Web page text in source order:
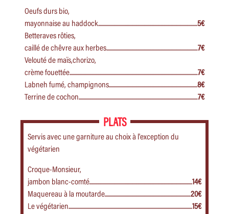
Oeufs durs bio,
mayonnaise au haddock
5€
Betteraves rôties,
caillé de chêvre aux herbes
7€
Velouté de maïs,chorizo,
crème fouettée
7€
Labneh fumé, champignons
8€
Terrine de cochon
7€
PLATS
Servis avec une garniture au choix à l'exception du
végétarien
Croque-Monsieur,
jambon blanc-comté
14€
Maquereau à la moutarde
20€
Le végétarien
15€